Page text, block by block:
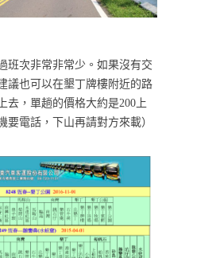
班次非常非常少。如果沒有交
議也可以在墾丁牌樓附近的路
去，單趟的價格大約是200上
要電話，下山再請對方來載）